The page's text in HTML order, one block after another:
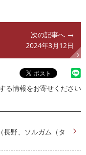
次の記事へ →
2024年3月12日
る情報をお寄せください
野、ソルガム（タ